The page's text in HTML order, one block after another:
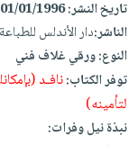
iKitab
على
Android
تحميل
iKitab
masmu3
على
Apple
القراءة
جوائز
أجهزة
العناية
الشخصية
العناية
وتصفيف
المطبخ
والسفرة
جديد
الكل
أوانيمتجر
تاريخ النشر:01/01/1996
الناشر:دار الأندلس
النوع:ورقي غلاف فني
توفر الكتاب:نافـد
لتأمينه)
نبذة نيل وفرات: